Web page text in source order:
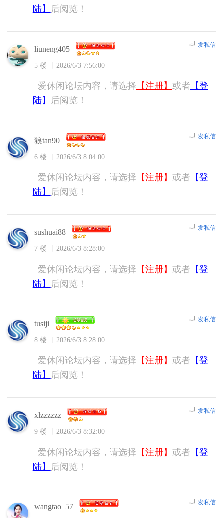
陆】
后阅览！
liuneng405
5 楼 2026/6/3 7:56:00
发私信
爱休闲论坛内容，请选择 【注册】 或者 【登
陆】
后阅览！
狼tan90
6 楼 2026/6/3 8:04:00
发私信
爱休闲论坛内容，请选择 【注册】 或者 【登
陆】
后阅览！
sushuai88
7 楼 2026/6/3 8:28:00
发私信
爱休闲论坛内容，请选择 【注册】 或者 【登
陆】
后阅览！
tusiji
8 楼 2026/6/3 8:28:00
发私信
爱休闲论坛内容，请选择 【注册】 或者 【登
陆】
后阅览！
xlzzzzzz
9 楼 2026/6/3 8:32:00
发私信
爱休闲论坛内容，请选择 【注册】 或者 【登
陆】
后阅览！
wangtao_57 发私信